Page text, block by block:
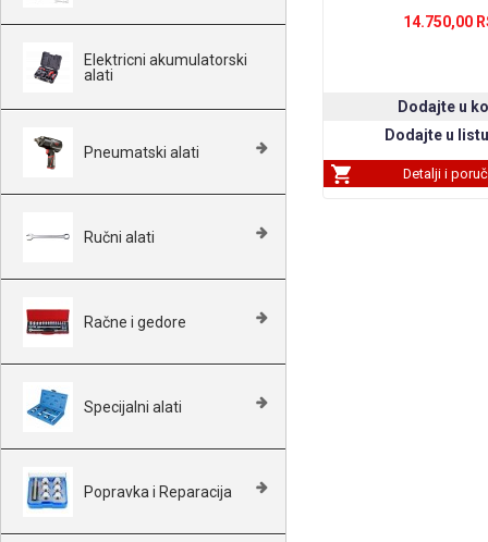
Elektricni akumulatorski
alati
Pneumatski alati
Ručni alati
Račne i gedore
Specijalni alati
Popravka i Reparacija
14.750,00
Detalji i